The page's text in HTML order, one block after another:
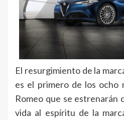
El resurgimiento de la
es el primero de los ocho
Romeo que se estrenarán
vida al espíritu de la